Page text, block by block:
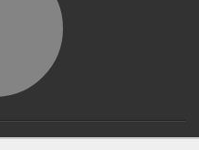
Fast and Smart